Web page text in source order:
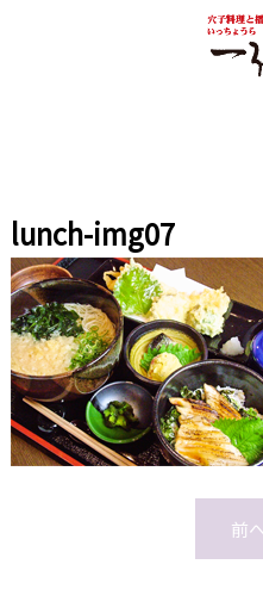
lunch-img07
前